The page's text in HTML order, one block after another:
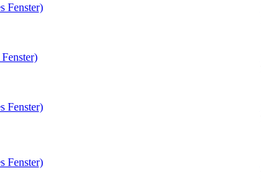
Fenster)
Fenster)
Fenster)